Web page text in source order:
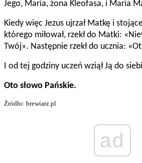
Jego, Maria, żona Kleofasa, i Maria
Kiedy więc Jezus ujrzał Matkę i
którego miłował, rzekł do Matki:
Twój». Następnie rzekł do ucznia:
I od tej godziny uczeń wziął Ją do
Oto słowo Pańskie.
Źródło: brewiarz.pl
ad